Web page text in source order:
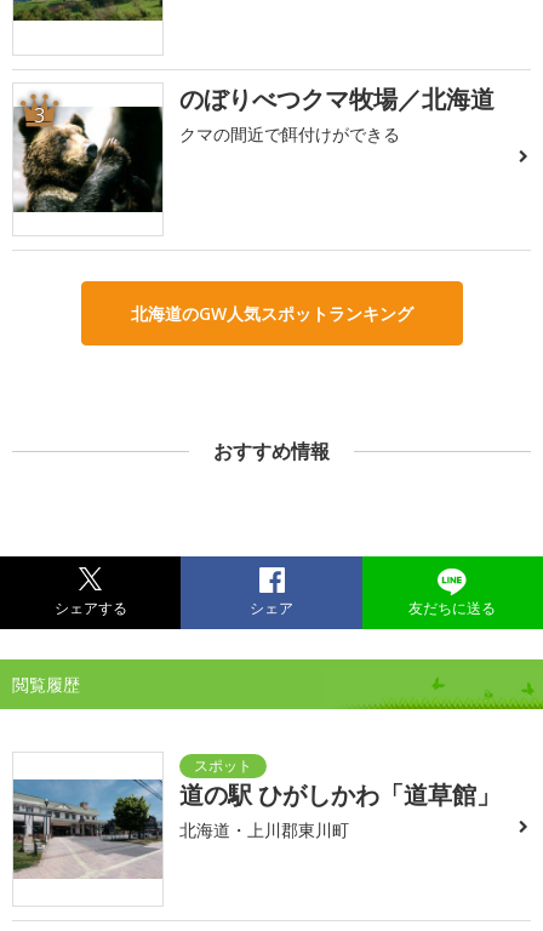
3 のぼりべつクマ牧場／北海道
クマの間近で餌付けができる
北海道のGW人気スポットランキング
おすすめ情報
シェアする シェア 友だちに送る
閲覧履歴
道の駅 ひがしかわ「道草館」
北海道・上川郡東川町